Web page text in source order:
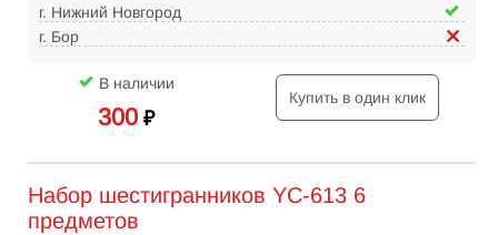
г. Нижний Новгород
г. Бор
В наличии
300 ₽
Купить в один клик
Набор шестигранников YC-613 6
предметов